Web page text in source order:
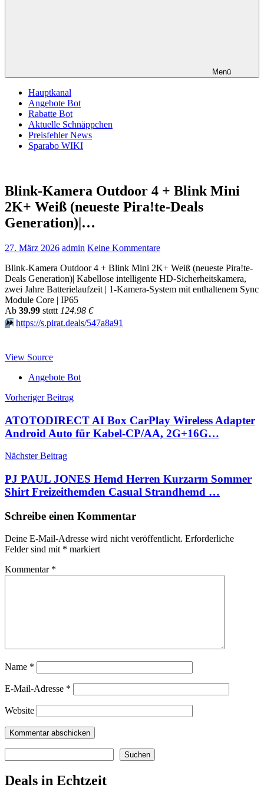
Menü
Hauptkanal
Angebote Bot
Rabatte Bot
Aktuelle Schnäppchen
Preisfehler News
Sparabo WIKI
Blink-Kamera Outdoor 4 + Blink Mini
2K+ Weiß (neueste Pira!te-Deals
Generation)|…
27. März 2026 admin Keine Kommentare
Blink-Kamera Outdoor 4 + Blink Mini 2K+ Weiß (neueste Pira!te-
Deals Generation)| Kabellose intelligente HD-Sicherheitskamera,
zwei Jahre Batterielaufzeit | 1-Kamera-System mit enthaltenem Sync
Module Core | IP65
Аb 39.99 stαtt 124.98 €
⏩️ https://s.pirat.deals/547a8a91
View Source
Angebote Bot
Beitragsnavigation
Vorheriger Beitrag
ATOTODIRECT AI Box CarPlay Wireless Adapter
Android Auto für Kabel-CP/AA, 2G+16G…
Nächster Beitrag
PJ PAUL JONES Hemd Herren Kurzarm Sommer
Shirt Freizeithemden Casual Strandhemd …
Schreibe einen Kommentar
Deine E-Mail-Adresse wird nicht veröffentlicht. Erforderliche
Felder sind mit * markiert
Kommentar *
Name *
E-Mail-Adresse *
Website
Suchen
Deals in Echtzeit